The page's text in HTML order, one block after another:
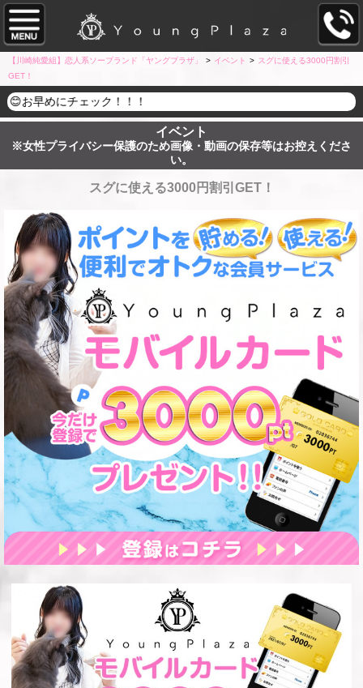
【川崎純愛組】恋人系ソープランド「ヤングプラザ」 > イベント > スグに使える3000円割引
GET！
めにチェック！！！
イベント
※女性プライバシー保護のため画像・動画の保存等はお控えくださ
い。
スグに使える3000円割引GET！